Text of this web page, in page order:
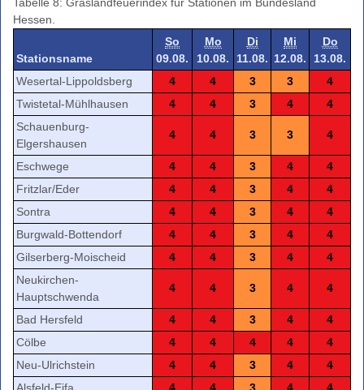
Hessen.
Stationsname
So
09.08.
Mo
10.08.
Di
11.08.
Mi
12.08.
Do
13.08.
Wesertal-Lippoldsberg
4 4 3 3
4
Twistetal-Mühlhausen
4 4 3 4
4
Schauenburg-
Elgershausen
4 4 3 3 4
Eschwege 4 4 3 4
4
Fritzlar/Eder
4 4 3 4
4
Sontra
4 4 3 4
4
Burgwald-Bottendorf
4 4 3 4
4
Gilserberg-Moischeid
4 4 3 4
4
Neukirchen-
Hauptschwenda
4 4 3 4 4
Bad Hersfeld 4 4 3 4
4
Cölbe
4 4 4 4
4
Neu-Ulrichstein
4 4 3 4
4
Alsfeld-Eifa
4 4 3 4
4